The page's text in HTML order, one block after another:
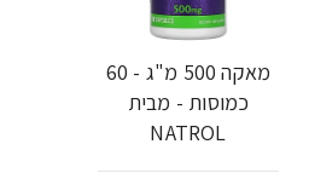
מאקה 500 מ"ג - 60
כמוסות - מבית
NATROL